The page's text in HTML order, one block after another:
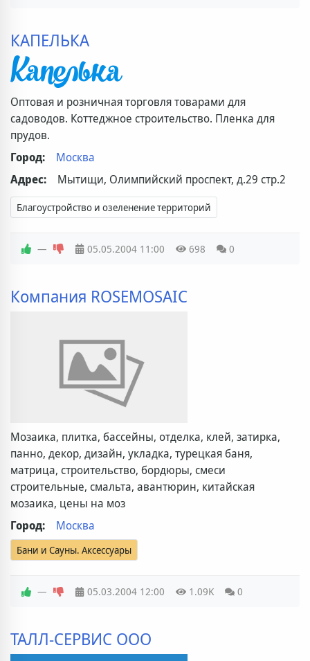
КАПЕЛЬКА
Оптовая и розничная торговля товарами для
садоводов. Коттеджное строительство. Пленка для
прудов.
Город:
Москва
Адрес:
Мытищи, Олимпийский проспект, д.29 стр.2
Благоустройство и озеленение территорий
— 05.05.2004 11:00 698 0
Компания ROSEMOSAIC
Мозаика, плитка, бассейны, отделка, клей, затирка,
панно, декор, дизайн, укладка, турецкая баня,
матрица, строительство, бордюры, смеси
строительные, смальта, авантюрин, китайская
мозаика, цены на моз
Город:
Москва
Бани и Сауны. Аксессуары
— 05.03.2004 12:00 1.09K 0
ТАЛЛ-СЕРВИС ООО